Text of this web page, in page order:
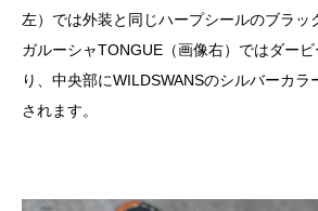
左）では外装と同じハープシールのブラッ
ガルーシャTONGUE（画像右）ではダー
り、中央部にWILDSWANSのシルバーカラ
されます。